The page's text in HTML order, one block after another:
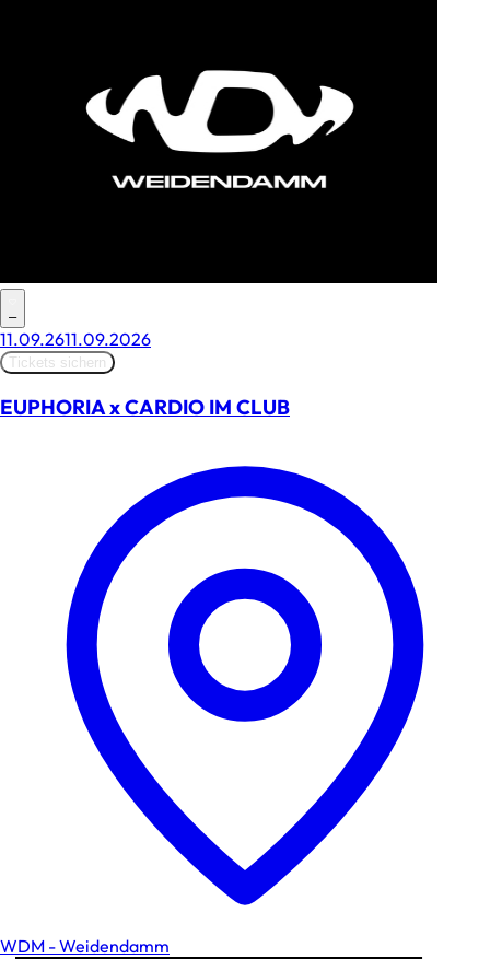
–
11.09.2611.09.2026
Tickets sichern
EUPHORIA x CARDIO IM CLUB
WDM - Weidendamm